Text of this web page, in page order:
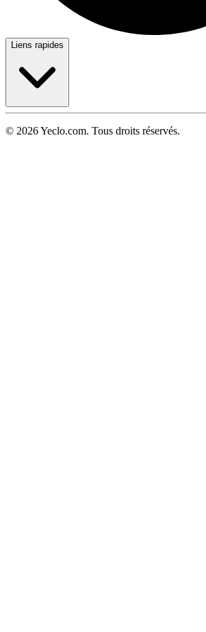
Liens rapides
© 2026 Yeclo.com. Tous droits réservés.